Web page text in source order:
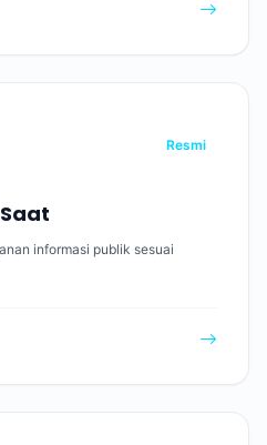
Resmi
informasi publik sesuai